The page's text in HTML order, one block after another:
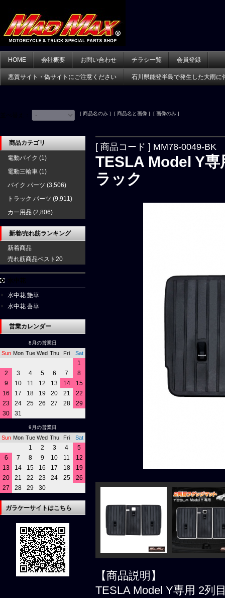
HOME 会社概要 お問い合わせ チラシ一覧 会員登録
悪質サイト・偽サイトにご注意ください 石川県能登半島で発生した大雨に
[ 商品名のみ ] [ 商品名と画像 ] [ 画像のみ ]
[ 商品コード ] MM78-0049-BK
TESLA Model Y
ラック
【商品説明】
TESLA Model Y専用 2列
商品カテゴリ
電動バイク (1)
電動三輪車 (1)
バイク パーツ (3,506)
トラック パーツ (9,911)
カー用品 (2,806)
新着/売れ筋ランキング
新着商品
売れ筋商品ベスト20
水中花 艶華
水中花 蒼華
営業カレンダー
8月の営業日
Sun Mon Tue Wed Thu Fri Sat
1
2
3 4 5 6 7
8
9
10 11 12 13 14
15
16
17 18 19 20 21
22
23
24 25 26 27 28
29
30
31
9月の営業日
Sun Mon Tue Wed Thu Fri Sat
1 2 3 4
5
6
7 8 9 10 11
12
13
14 15 16 17 18
19
20
21 22 23 24 25
26
27
28 29 30
ガラケーサイトはこちら